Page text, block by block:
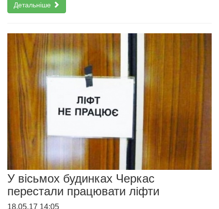
Детальніше
У вісьмох будинках Черкас
перестали працювати ліфти
18.05.17 14:05